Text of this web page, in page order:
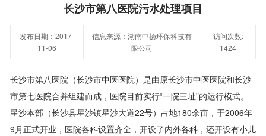
长沙市第八医院污水处理项目
发布日期：2017-
11-06
信息来源：湖南中扬环保科技有
限公司
访问次数:
1424
长沙市第八医院（长沙市中医医院）是由原长沙市中医医院和长沙
市第七医院合并组建而成，医院目前实行“一院三址”的运行模式。
星沙本部（长沙县星沙镇星沙大道22号）占地180余亩，于2006年
9月正式开业，医院各科设置齐全，开设了内外各科，还开设有小儿